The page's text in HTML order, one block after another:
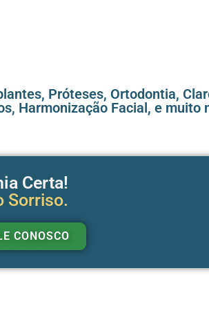
Próteses, Ortodontia,
Harmonização Facial, e muito
Certa!
Sorriso.
CONOSCO